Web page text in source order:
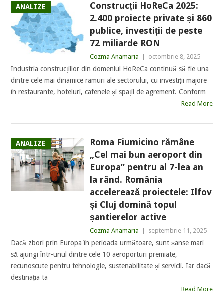
ANALIZE
Construcții HoReCa 2025:
2.400 proiecte private și 860
publice, investiții de peste
72 miliarde RON
Cozma Anamaria octombrie 8, 2025
Industria construcțiilor din domeniul HoReCa continuă să fie una
dintre cele mai dinamice ramuri ale sectorului, cu investiții majore
în restaurante, hoteluri, cafenele și spații de agrement. Conform
Read More
ANALIZE
Roma Fiumicino rămâne
„Cel mai bun aeroport din
Europa” pentru al 7-lea an
la rând. România
accelerează proiectele: Ilfov
și Cluj domină topul
șantierelor active
Cozma Anamaria septembrie 11, 2025
Dacă zbori prin Europa în perioada următoare, sunt șanse mari
să ajungi într-unul dintre cele 10 aeroporturi premiate,
recunoscute pentru tehnologie, sustenabilitate și servicii. Iar dacă
destinația ta
Read More